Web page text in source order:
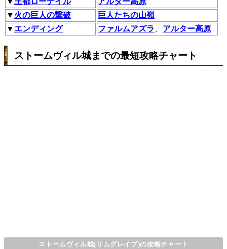
▼ 火の巨人の撃破
巨人たちの山嶺
▼ エンディング ファルムアズラ アルター高原
ストームヴィル城までの最短攻略チャート
ストームヴィル城(リムグレイブ)の攻略チャート